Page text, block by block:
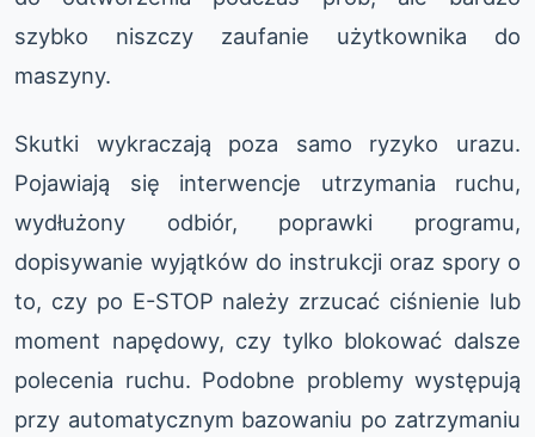
szybko niszczy zaufanie użytkownika do
maszyny.
Skutki wykraczają poza samo ryzyko urazu.
Pojawiają się interwencje utrzymania ruchu,
wydłużony odbiór, poprawki programu,
dopisywanie wyjątków do instrukcji oraz spory o
to, czy po E-STOP należy zrzucać ciśnienie lub
moment napędowy, czy tylko blokować dalsze
polecenia ruchu. Podobne problemy występują
przy automatycznym bazowaniu po zatrzymaniu